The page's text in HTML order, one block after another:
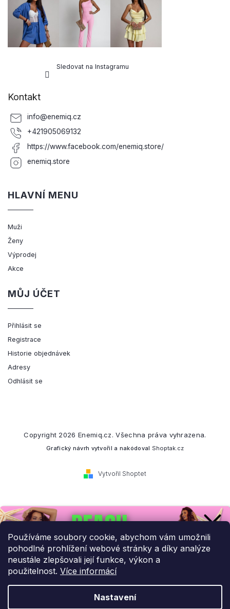
Používáme soubory cookie, abychom vám umožnili
pohodlné prohlížení webové stránky a díky analýze
neustále zlepšovali její funkce, výkon a
použitelnost. Více informácí
Nastavení
Sledovat na Instagramu
Kontakt
info@enemiq.cz
+421905069132
https://www.facebook.com/enemiq.store/
enemiq.store
HLAVNÍ MENU
Muži
Ženy
Výprodej
Akce
MŮJ ÚČET
Přihlásit se
Registrace
Historie objednávek
Adresy
Odhlásit se
Vytvořil Shoptet
Copyright 2026 Enemiq.cz. Všechna práva vyhrazena.
Grafický návrh vytvořil a nakódoval Shoptak.cz
Přihlaste se k našemu
newsletteru.
Budeme vám posílat informace o našich novinkách a slevových
akcích.